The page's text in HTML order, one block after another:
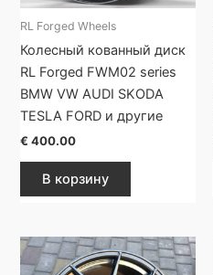
RL Forged Wheels
Колесный кованный диск
RL Forged FWM02 series
BMW VW AUDI SKODA
TESLA FORD и другие
€ 400.00
В корзину